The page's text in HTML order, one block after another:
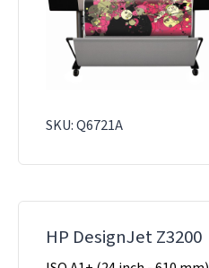
SKU: Q6721A
HP DesignJet Z3200